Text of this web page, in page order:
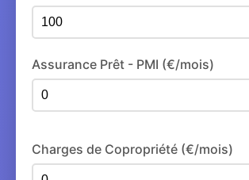
Assurance Prêt - PMI (€/mois)
Charges de Copropriété (€/mois)